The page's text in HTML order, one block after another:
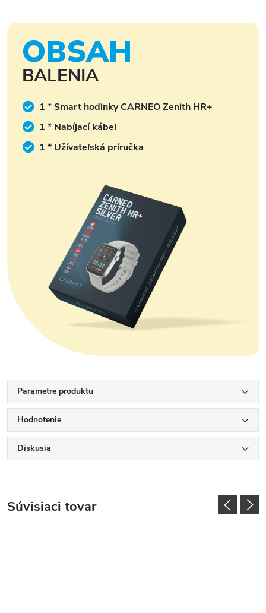
OBSAH
BALENIA
1 * Smart hodinky CARNEO Zenith HR+
1 * Nabíjací kábel
1 * Užívateľská príručka
Parametre produktu
Hodnotenie
Diskusia
Súvisiaci tovar